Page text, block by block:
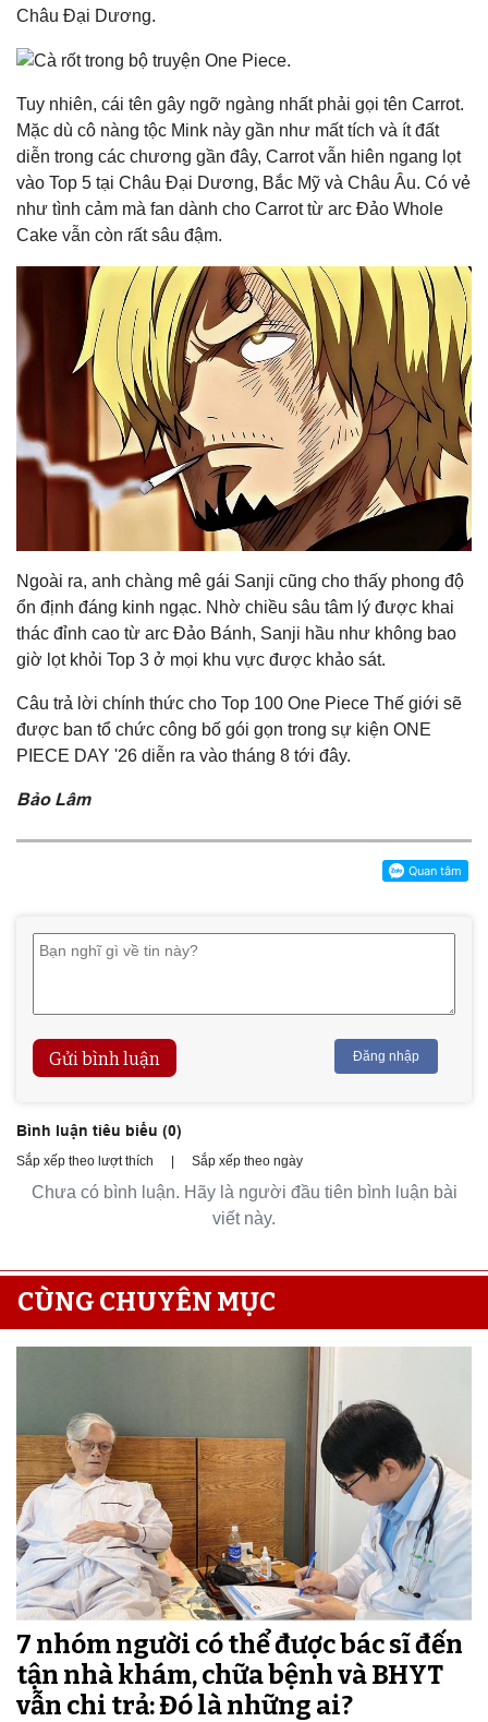
Châu Đại Dương.
Tuy nhiên, cái tên gây ngỡ ngàng nhất phải gọi tên Carrot.
Mặc dù cô nàng tộc Mink này gần như mất tích và ít đất
diễn trong các chương gần đây, Carrot vẫn hiên ngang lọt
vào Top 5 tại Châu Đại Dương, Bắc Mỹ và Châu Âu. Có vẻ
như tình cảm mà fan dành cho Carrot từ arc Đảo Whole
Cake vẫn còn rất sâu đậm.
Ngoài ra, anh chàng mê gái Sanji cũng cho thấy phong độ
ổn định đáng kinh ngạc. Nhờ chiều sâu tâm lý được khai
thác đỉnh cao từ arc Đảo Bánh, Sanji hầu như không bao
giờ lọt khỏi Top 3 ở mọi khu vực được khảo sát.
Câu trả lời chính thức cho Top 100 One Piece Thế giới sẽ
được ban tổ chức công bố gói gọn trong sự kiện ONE
PIECE DAY '26 diễn ra vào tháng 8 tới đây.
Bảo Lâm
Gửi bình luận Đăng nhập
Bình luận tiêu biểu (0)
Sắp xếp theo lượt thích | Sắp xếp theo ngày
Chưa có bình luận. Hãy là người đầu tiên bình luận bài
viết này.
CÙNG CHUYÊN MỤC
7 nhóm người có thể được bác sĩ đến
tận nhà khám, chữa bệnh và BHYT
vẫn chi trả: Đó là những ai?